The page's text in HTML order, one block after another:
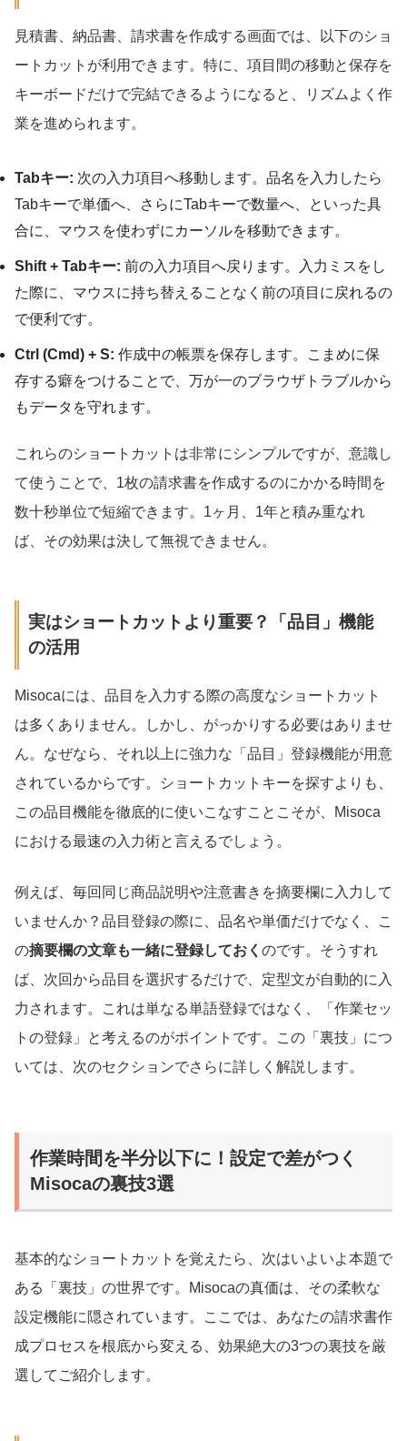
見積書、納品書、請求書を作成する画面では、以下のショ
ートカットが利用できます。特に、項目間の移動と保存を
キーボードだけで完結できるようになると、リズムよく作
業を進められます。
Tabキー: 次の入力項目へ移動します。品名を入力したら
Tabキーで単価へ、さらにTabキーで数量へ、といった具
合に、マウスを使わずにカーソルを移動できます。
Shift + Tabキー: 前の入力項目へ戻ります。入力ミスをし
た際に、マウスに持ち替えることなく前の項目に戻れるの
で便利です。
Ctrl (Cmd) + S: 作成中の帳票を保存します。こまめに保
存する癖をつけることで、万が一のブラウザトラブルから
もデータを守れます。
これらのショートカットは非常にシンプルですが、意識し
て使うことで、1枚の請求書を作成するのにかかる時間を
数十秒単位で短縮できます。1ヶ月、1年と積み重なれ
ば、その効果は決して無視できません。
実はショートカットより重要？「品目」機能
の活用
Misocaには、品目を入力する際の高度なショートカット
は多くありません。しかし、がっかりする必要はありませ
ん。なぜなら、それ以上に強力な「品目」登録機能が用意
されているからです。ショートカットキーを探すよりも、
この品目機能を徹底的に使いこなすことこそが、Misoca
における最速の入力術と言えるでしょう。
例えば、毎回同じ商品説明や注意書きを摘要欄に入力して
いませんか？品目登録の際に、品名や単価だけでなく、こ
の摘要欄の文章も一緒に登録しておく のです。そうすれ
ば、次回から品目を選択するだけで、定型文が自動的に入
力されます。これは単なる単語登録ではなく、「作業セッ
トの登録」と考えるのがポイントです。この「裏技」につ
いては、次のセクションでさらに詳しく解説します。
作業時間を半分以下に！設定で差がつく
Misocaの裏技3選
基本的なショートカットを覚えたら、次はいよいよ本題で
ある「裏技」の世界です。Misocaの真価は、その柔軟な
設定機能に隠されています。ここでは、あなたの請求書作
成プロセスを根底から変える、効果絶大の3つの裏技を厳
選してご紹介します。